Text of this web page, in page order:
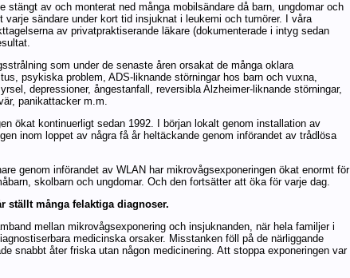
av och monterat ned många mobilsändare då barn, ungdomar och
sändare under kort tid insjuknat i leukemi och tumörer. I våra
av privatpraktiserande läkare (dokumenterade i intyg sedan
som under de senaste åren orsakat de många oklara
psykiska problem, ADS-liknande störningar hos barn och vuxna,
depressioner, ångestanfall, reversibla Alzheimer-liknande störningar,
panikattacker m.m.
ökat kontinuerligt sedan 1992. I början lokalt genom installation av
inom loppet av några få år heltäckande genom införandet av trådlösa
genom införandet av WLAN har mikrovågsexponeringen ökat enormt för
skolbarn och ungdomar. Och den fortsätter att öka för varje dag.
ställt många felaktiga diagnoser.
mellan mikrovågsexponering och insjuknanden, när hela familjer i
medicinska orsaker. Misstanken föll på de närliggande
snabbt åter friska utan någon medicinering. Att stoppa exponeringen var